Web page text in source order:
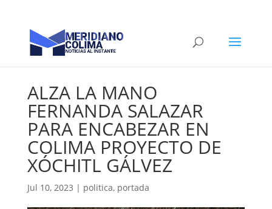
ALZA LA MANO
FERNANDA SALAZAR
PARA ENCABEZAR EN
COLIMA PROYECTO DE
XÓCHITL GÁLVEZ
Jul 10, 2023 | politica, portada